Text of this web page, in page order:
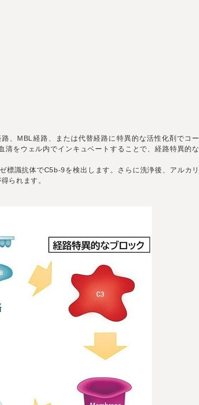
、MBL経路、または代替経路に特異的な活性化剤でコー
をウェル内でインキュベートすることで、経路特異的な
標識抗体でC5b-9を検出します。さらに洗浄後、アルカリ
られます。